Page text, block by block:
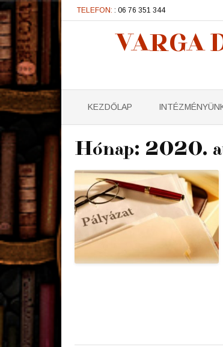
TELEFON: : 06 76 351 344
VARGA
KEZDŐLAP
Hónap: 2020.